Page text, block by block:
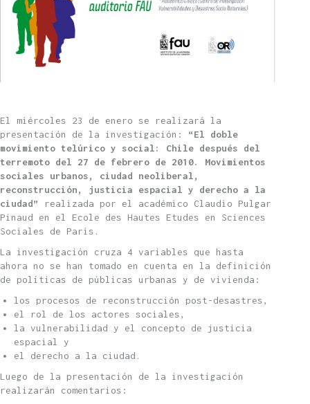
El miércoles 23 de enero se realizará la
presentación de la investigación:
“El doble
movimiento telúrico y social: Chile después del
terremoto del 27 de febrero de 2010. Movimientos
sociales urbanos, ciudad neoliberal,
reconstrucción, justicia espacial y derecho a la
ciudad”
realizada por el académico Claudio Pulgar
Pinaud en el Ecole des Hautes Etudes en Sciences
Sociales de Paris.
La investigación cruza 4 variables que hasta
ahora no se han tomado en cuenta en la definición
de políticas de públicas urbanas y de vivienda:
los procesos de reconstrucción post-desastres,
el rol de los actores sociales,
la vulnerabilidad y el concepto de justicia
espacial y
el derecho a la ciudad.
Luego de la presentación de la investigación
realizarán comentarios: